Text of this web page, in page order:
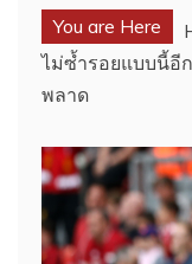
You are Here
ไม่ซ้ำรอยแบบนี้อี
พลาด